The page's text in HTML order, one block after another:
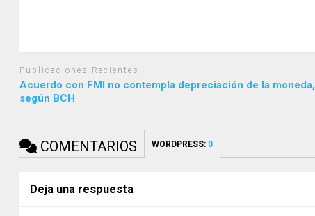
Publicaciones Recientes
Acuerdo con FMI no contempla depreciación de la moneda,
según BCH
COMENTARIOS WORDPRESS: 0
Deja una respuesta